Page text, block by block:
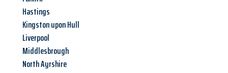
Hastings
Kingston upon Hull
Liverpool
Middlesbrough
North Ayrshire